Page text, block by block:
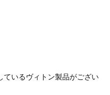
いるヴィトン製品がござい